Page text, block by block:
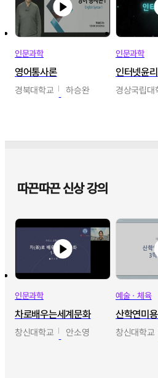
인문과학
영어통사론
경북대학교 하승완
인문과학
인터넷윤리
경상국립대
따끈따끈 신상 강의
인문과학
차로배우는세계문화
창신대학교 안소영
예술ㆍ체육
산학연미
창신대학교